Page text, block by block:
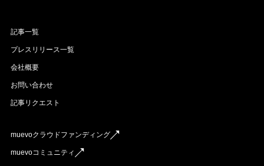
記事一覧
プレスリリース一覧
会社概要
お問い合わせ
記事リクエスト
muevoクラウドファンディング
muevoコミュニティ